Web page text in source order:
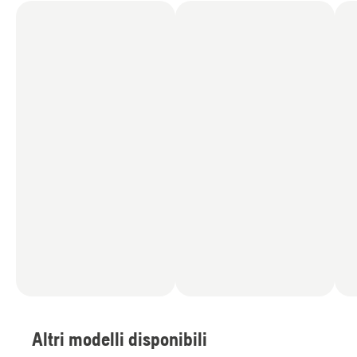
Altri modelli disponibili